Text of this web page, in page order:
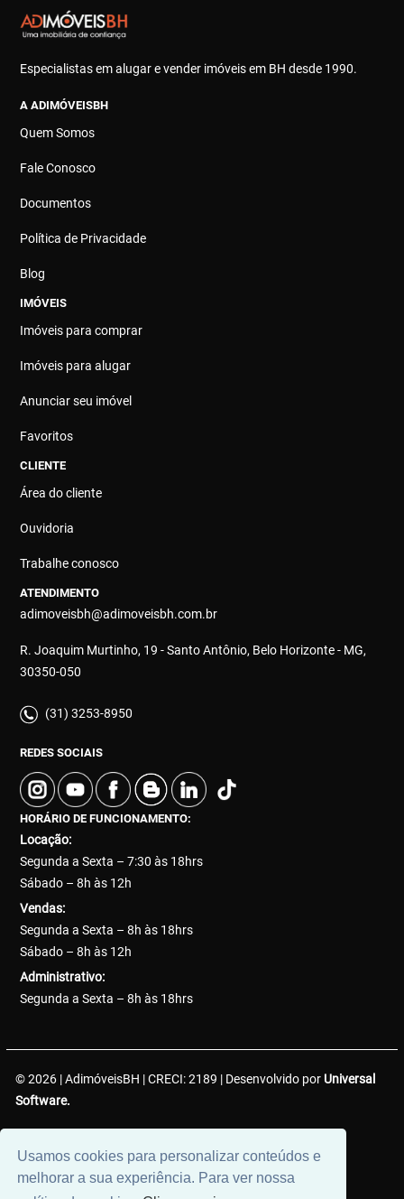
Usamos cookies para personalizar conteúdos e
melhorar a sua experiência. Para ver nossa
Especialistas em alugar e vender imóveis em BH desde 1990.
A ADIMÓVEISBH
Quem Somos
Fale Conosco
Documentos
Política de Privacidade
Blog
IMÓVEIS
Imóveis para comprar
Imóveis para alugar
Anunciar seu imóvel
Favoritos
CLIENTE
Área do cliente
Ouvidoria
Trabalhe conosco
ATENDIMENTO
adimoveisbh@adimoveisbh.com.br
R. Joaquim Murtinho, 19 - Santo Antônio, Belo Horizonte - MG,
30350-050
(31) 3253-8950
REDES SOCIAIS
HORÁRIO DE FUNCIONAMENTO:
Locação:
Segunda a Sexta – 7:30 às 18hrs
Sábado – 8h às 12h
Vendas:
Segunda a Sexta – 8h às 18hrs
Sábado – 8h às 12h
Administrativo:
Segunda a Sexta – 8h às 18hrs
© 2026 | AdimóveisBH | CRECI: 2189 | Desenvolvido por Universal
Software.
38.737.425/0001-50